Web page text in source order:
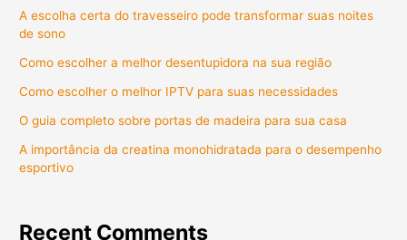
A escolha certa do travesseiro pode transformar suas noites
de sono
Como escolher a melhor desentupidora na sua região
Como escolher o melhor IPTV para suas necessidades
O guia completo sobre portas de madeira para sua casa
A importância da creatina monohidratada para o desempenho
esportivo
Recent Comments